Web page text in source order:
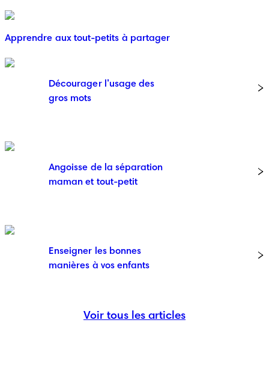
Apprendre aux tout-petits à partager
Décourager l’usage des
gros mots
Angoisse de la séparation
maman et tout-petit
Enseigner les bonnes
manières à vos enfants
Voir tous les articles